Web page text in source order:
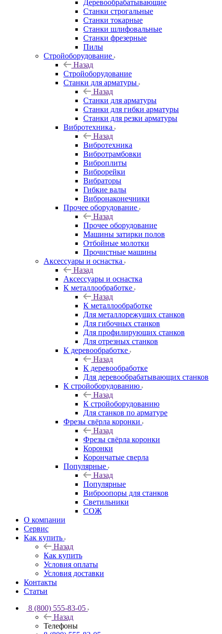
Деревообрабатывающие
Станки строгальные
Станки токарные
Станки шлифовальные
Станки фрезерные
Пилы
Стройоборудование
Назад
Стройоборудование
Станки для арматуры
Назад
Станки для арматуры
Станки для гибки арматуры
Станки для резки арматуры
Вибротехника
Назад
Вибротехника
Вибротрамбовки
Виброплиты
Виброрейки
Вибраторы
Гибкие валы
Вибронаконечники
Прочее оборудование
Назад
Прочее оборудование
Машины затирки полов
Отбойные молотки
Прочистные машины
Аксeccyapы и оснастка
Назад
Аксeccyapы и оснастка
К металлообработке
Назад
К металлообработке
Для металлорежущих станков
Для гибочных станков
Для профилирующих станков
Для отрезных станков
К деревообработке
Назад
К деревообработке
Для деревообрабатывающих станков
К стройоборудованию
Назад
К стройоборудованию
Для станков по арматуре
Фрезы свёрла коронки
Назад
Фрезы свёрла коронки
Коронки
Корончатые сверла
Популярные
Назад
Популярные
Виброопоры для станков
Светильники
СОЖ
О компании
Сервис
Как купить
Назад
Как купить
Условия оплаты
Условия доставки
Контакты
Статьи
8 (800) 555-83-05
Назад
Телефоны